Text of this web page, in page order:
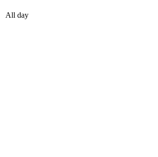
All day